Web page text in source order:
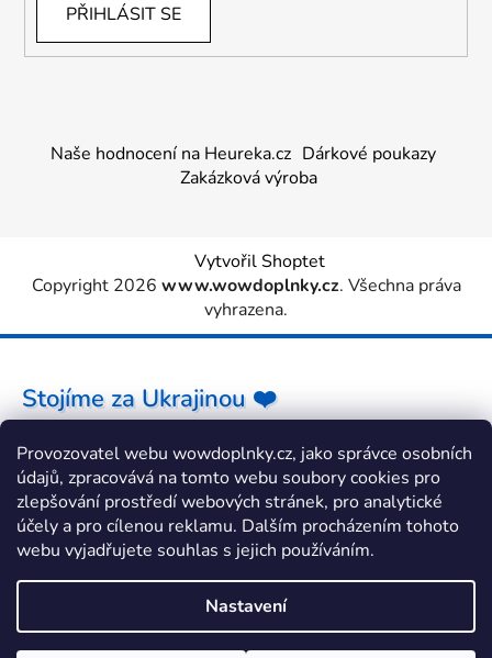
Provozovatel webu wowdoplnky.cz, jako správce osobních
údajů, zpracovává na tomto webu soubory cookies pro
zlepšování prostředí webových stránek, pro analytické
účely a pro cílenou reklamu. Dalším procházením tohoto
webu vyjadřujete souhlas s jejich používáním.
Nastavení
PŘIHLÁSIT SE
Naše hodnocení na Heureka.cz Dárkové poukazy
Zakázková výroba
Vytvořil Shoptet
Copyright 2026 www.wowdoplnky.cz. Všechna práva
vyhrazena.
Stojíme za Ukrajinou ❤️
Jak a čím pomoci »